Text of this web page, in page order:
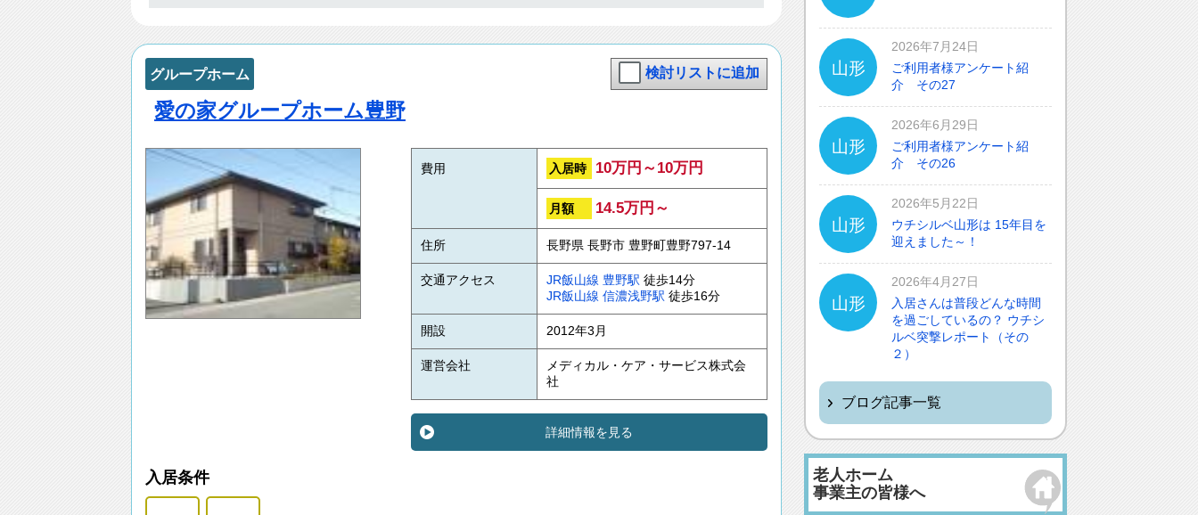
グループホーム 検討リストに追加
愛の家グループホーム豊野
費用 入居時 10万円～10万円
月額 14.5万円～
住所 長野県 長野市 豊野町豊野797-14
交通アクセス JR飯山線 豊野駅 徒歩14分
JR飯山線 信濃浅野駅 徒歩16分
開設 2012年3月
運営会社
メディカル・ケア・サービス株式会
社
詳細情報を見る
入居条件
山形
2026年7月24日
ご利用者様アンケート紹
介 その27
山形
2026年6月29日
ご利用者様アンケート紹
介 その26
山形
2026年5月22日
ウチシルベ山形は 15年目を
迎えました～！
山形
2026年4月27日
入居さんは普段どんな時間
を過ごしているの？ ウチシ
ルベ突撃レポート（その
２）
ブログ記事一覧
老人ホーム
事業主の皆様へ